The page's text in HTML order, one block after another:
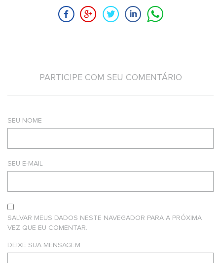
PARTICIPE COM SEU COMENTÁRIO
SEU NOME
SEU E-MAIL
SALVAR MEUS DADOS NESTE NAVEGADOR PARA A PRÓXIMA
VEZ QUE EU COMENTAR.
DEIXE SUA MENSAGEM